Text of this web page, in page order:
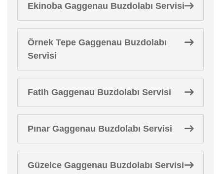
Ekinoba Gaggenau Buzdolabı Servisi
Örnek Tepe Gaggenau Buzdolabı
Servisi
Fatih Gaggenau Buzdolabı Servisi
Pınar Gaggenau Buzdolabı Servisi
Güzelce Gaggenau Buzdolabı Servisi